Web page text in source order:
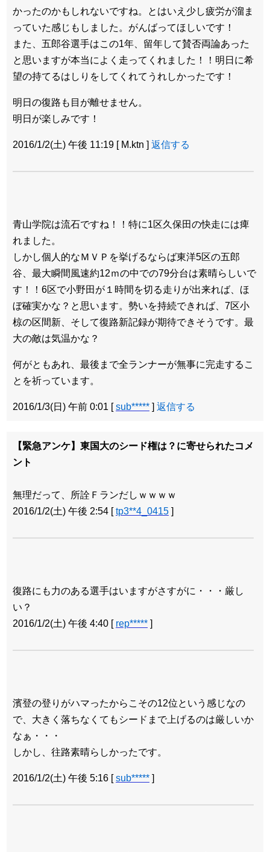
かったのかもしれないですね。とはいえ少し疲労が溜ま
っていた感じもしました。がんばってほしいです！
また、五郎谷選手はこの1年、留年して賛否両論あった
と思いますが本当によく走ってくれました！！明日に希
望の持てるはしりをしてくれてうれしかったです！
明日の復路も目が離せません。
明日が楽しみです！
2016/1/2(土) 午後 11:19 [ M.ktn ] 返信する
青山学院は流石ですね！！特に1区久保田の快走には痺
れました。
しかし個人的なＭＶＰを挙げるならば東洋5区の五郎
谷、最大瞬間風速約12ｍの中での79分台は素晴らしいで
す！！6区で小野田が１時間を切る走りが出来れば、ほ
ぼ確実かな？と思います。勢いを持続できれば、7区小
椋の区間新、そして復路新記録が期待できそうです。最
大の敵は気温かな？
何がともあれ、最後まで全ランナーが無事に完走するこ
とを祈っています。
2016/1/3(日) 午前 0:01 [sub***** ] 返信する
【緊急アンケ】東国大のシード権は？に寄せられたコメ
ント
無理だって、所詮Ｆランだしｗｗｗｗ
2016/1/2(土) 午後 2:54 [tp3**4_0415 ]
復路にも力のある選手はいますがさすがに・・・厳し
い？
2016/1/2(土) 午後 4:40 [ rep***** ]
濱登の登りがハマったからこその12位という感じなの
で、大きく落ちなくてもシードまで上げるのは厳しいか
なぁ・・・
しかし、往路素晴らしかったです。
2016/1/2(土) 午後 5:16 [sub***** ]